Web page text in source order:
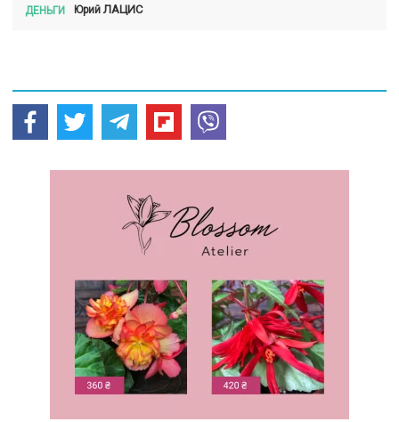
ДЕНЬГИ ЮрийЛАЦИС